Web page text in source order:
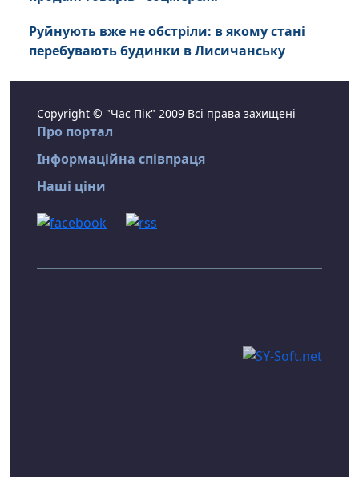
Руйнують вже не обстріли: в якому стані
перебувають будинки в Лисичанську
Copyright © "Час Пік" 2009 Всі права захищені
Про портал
Інформаційна співпраця
Наші ціни